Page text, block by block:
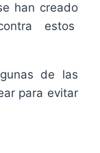
han creado
estos
de las
para evitar